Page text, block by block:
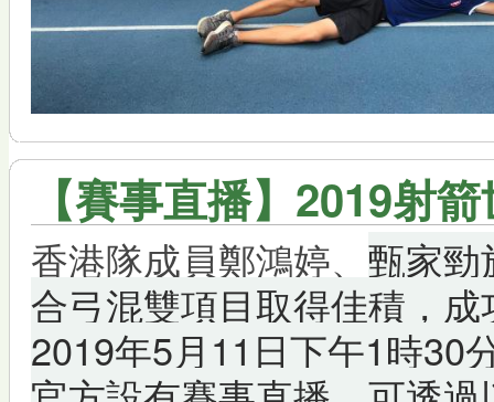
【賽事直播】2019射
香港隊成員鄭鴻婷、 甄家勁
合弓混雙項目取得佳積，
2019年5月11日下午1時30